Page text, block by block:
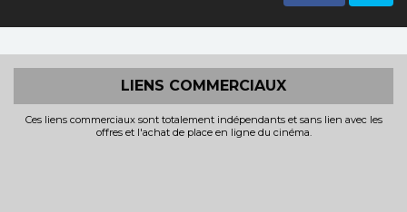
LIENS COMMERCIAUX
Ces liens commerciaux sont totalement indépendants et sans lien avec les
offres et l'achat de place en ligne du cinéma.